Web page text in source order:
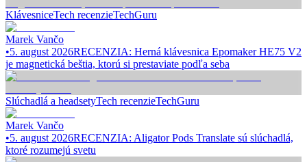
KlávesniceTech recenzieTechGuru
Marek Vančo
•5. august 2026RECENZIA: Herná klávesnica Epomaker HE75 V2
je magnetická beštia, ktorú si prestaviate podľa seba
Slúchadlá a headsetyTech recenzieTechGuru
Marek Vančo
•5. august 2026RECENZIA: Aligator Pods Translate sú slúchadlá,
ktoré rozumejú svetu